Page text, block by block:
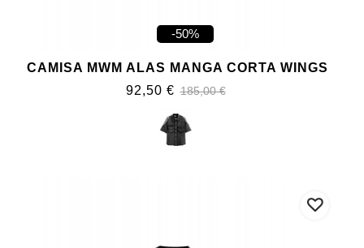
-50%
CAMISA MWM ALAS MANGA CORTA WINGS
92,50 € 185,00 €